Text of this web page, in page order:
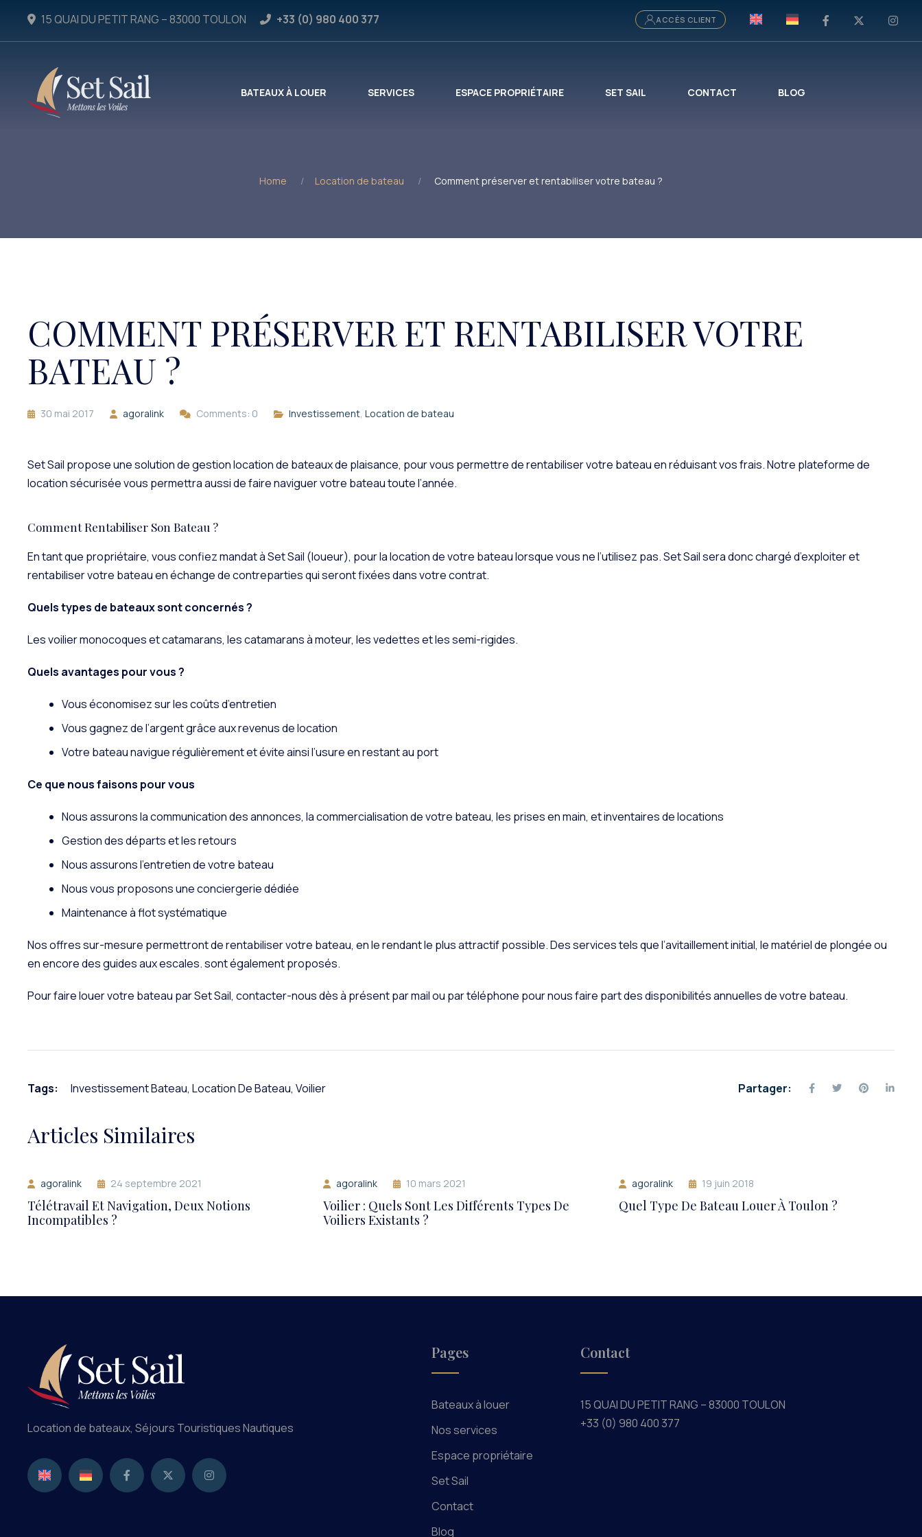
15 QUAI DU PETIT RANG – 83000 TOULON +33 (0) 980 400 377 ACCÈS CLIENT
BATEAUX À LOUER SERVICES ESPACE PROPRIÉTAIRE SET SAIL CONTACT BLOG
Home Location de bateau Comment préserver et rentabiliser votre bateau ?
COMMENT PRÉSERVER ET RENTABILISER VOTRE
BATEAU ?
30 mai 2017 agoralink Comments: 0 Investissement, Location de bateau
Set Sail propose une solution de gestion location de bateaux de plaisance, pour vous permettre de rentabiliser votre bateau en réduisant vos frais. Notre plateforme de
location sécurisée vous permettra aussi de faire naviguer votre bateau toute l’année.
Comment Rentabiliser Son Bateau ?
En tant que propriétaire, vous confiez mandat à Set Sail (loueur), pour la location de votre bateau lorsque vous ne l’utilisez pas. Set Sail sera donc chargé d’exploiter et
rentabiliser votre bateau en échange de contreparties qui seront fixées dans votre contrat.
Quels types de bateaux sont concernés ?
Les voilier monocoques et catamarans, les catamarans à moteur, les vedettes et les semi-rigides.
Quels avantages pour vous ?
Vous économisez sur les coûts d’entretien
Vous gagnez de l’argent grâce aux revenus de location
Votre bateau navigue régulièrement et évite ainsi l’usure en restant au port
Ce que nous faisons pour vous
Nous assurons la communication des annonces, la commercialisation de votre bateau, les prises en main, et inventaires de locations
Gestion des départs et les retours
Nous assurons l’entretien de votre bateau
Nous vous proposons une conciergerie dédiée
Maintenance à flot systématique
Nos offres sur-mesure permettront de rentabiliser votre bateau, en le rendant le plus attractif possible. Des services tels que l’avitaillement initial, le matériel de plongée ou
en encore des guides aux escales. sont également proposés.
Pour faire louer votre bateau par Set Sail, contacter-nous dès à présent par mail ou par téléphone pour nous faire part des disponibilités annuelles de votre bateau.
Tags: Investissement Bateau, Location De Bateau, Voilier Partager:
Articles Similaires
agoralink 24 septembre 2021
Télétravail Et Navigation, Deux Notions
Incompatibles ?
agoralink 10 mars 2021
Voilier : Quels Sont Les Différents Types De
Voiliers Existants ?
agoralink 19 juin 2018
Quel Type De Bateau Louer À Toulon ?
Location de bateaux, Séjours Touristiques Nautiques
Pages
Bateaux à louer
Nos services
Espace propriétaire
Set Sail
Contact
Blog
Contact
15 QUAI DU PETIT RANG – 83000 TOULON
+33 (0) 980 400 377